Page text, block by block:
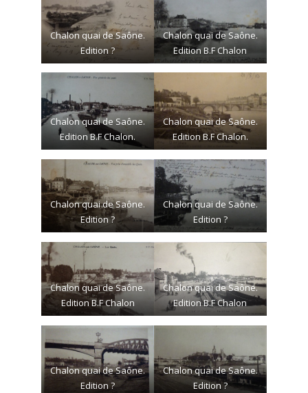
Chalon quai de Saône.
Edition ?
Chalon quai de Saône.
Edition B.F Chalon
Chalon quai de Saône.
Edition B.F Chalon.
Chalon quai de Saône.
Edition B.F Chalon.
Chalon quai de Saône.
Edition ?
Chalon quai de Saône.
Edition ?
Chalon quai de Saône.
Edition B.F Chalon
Chalon quai de Saône.
Edition B.F Chalon
Chalon quai de Saône.
Edition ?
Chalon quai de Saône.
Edition ?